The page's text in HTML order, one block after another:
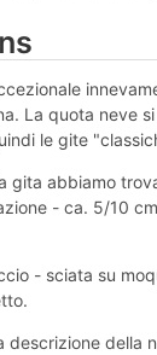
La quota neve
le gite
gita abbiamo
- ca. 5/10
- sciata su
descrizione della